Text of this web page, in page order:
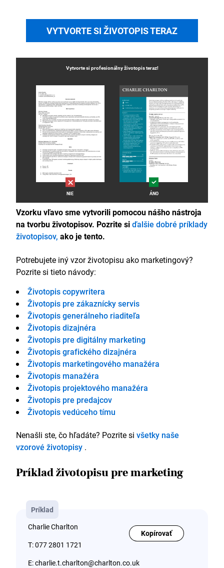
VYTVORTE SI ŽIVOTOPIS TERAZ
Vytvorte si profesionálnyživotopisteraz!
NIE ÁNO
Vzorku vľavo sme vytvorili pomocou nášho nástroja
na tvorbu životopisov. Pozrite siďalšie dobré príklady
životopisov, ako je tento.
Potrebujete iný vzor životopisu ako marketingový?
Pozrite si tieto návody:
Životopis copywritera
Životopis pre zákaznícky servis
Životopis generálneho riaditeľa
Životopis dizajnéra
Životopis pre digitálny marketing
Životopis grafického dizajnéra
Životopis marketingového manažéra
Životopis manažéra
Životopis projektového manažéra
Životopis pre predajcov
Životopis vedúceho tímu
Nenašli ste, čo hľadáte? Pozrite si všetky naše
vzorové životopisy .
Príklad životopisu pre marketing
Príklad
Kopírovať
Charlie Charlton
T: 077 2801 1721
E: charlie.t.charlton@charlton.co.uk